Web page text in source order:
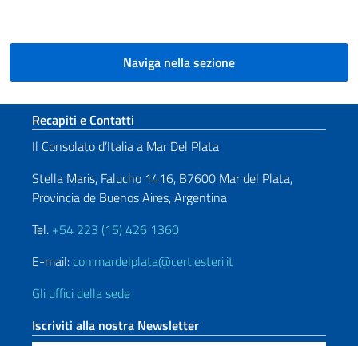
Naviga nella sezione
Sezione footer
Recapiti e Contatti
Il Consolato d’Italia a Mar Del Plata
Stella Maris, Falucho 1416, B7600 Mar del Plata,
Provincia de Buenos Aires, Argentina
Tel. +54 223 (15) 426 1360
E-mail: con.mardelplata@cert.esteri.it
Gli uffici della sede
Iscriviti alla nostra Newsletter